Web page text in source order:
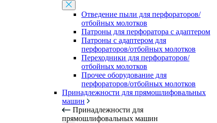
Отведение пыли для перфораторов/
отбойных молотков
Патроны для перфоратора с адаптером
Патроны с адаптером для
перфораторов/отбойных молотков
Переходники для перфораторов/
отбойных молотков
Прочее оборудование для
перфораторов/отбойных молотков
Принадлежности для прямошлифовальных
машин
Принадлежности для
прямошлифовальных машин